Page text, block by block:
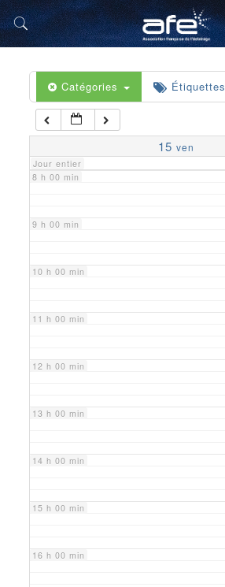
Catégories Étiquettes
15 ven
Jour entier
5 h 00 min
6 h 00 min
7 h 00 min
8 h 00 min
9 h 00 min
10 h 00 min
11 h 00 min
12 h 00 min
13 h 00 min
14 h 00 min
15 h 00 min
16 h 00 min